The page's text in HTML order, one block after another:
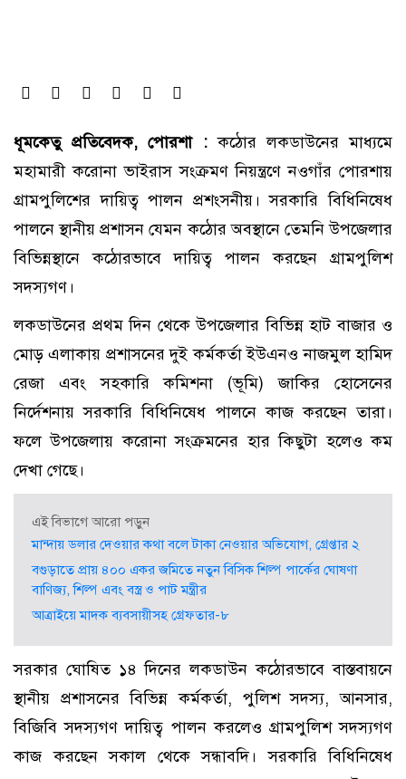
ধূমকেতু প্রতিবেদক, পোরশা :কঠোর লকডাউনের মাধ্যমে
মহামারী করোনা ভাইরাস সংক্রমণ নিয়ন্ত্রণে নওগাঁর পোরশায়
গ্রামপুলিশের দায়িত্ব পালন প্রশংসনীয়। সরকারি বিধিনিষেধ
পালনে স্থানীয় প্রশাসন যেমন কঠোর অবস্থানে তেমনি উপজেলার
বিভিন্নস্থানে কঠোরভাবে দায়িত্ব পালন করছেন গ্রামপুলিশ
সদস্যগণ।
লকডাউনের প্রথম দিন থেকে উপজেলার বিভিন্ন হাট বাজার ও
মোড় এলাকায় প্রশাসনের দুই কর্মকর্তা ইউএনও নাজমুল হামিদ
রেজা এবং সহকারি কমিশনা (ভূমি) জাকির হোসেনের
নির্দেশনায় সরকারি বিধিনিষেধ পালনে কাজ করছেন তারা।
ফলে উপজেলায় করোনা সংক্রমনের হার কিছুটা হলেও কম
দেখা গেছে।
এই বিভাগে আরো পড়ুন
মান্দায় ডলার দেওয়ার কথা বলে টাকা নেওয়ার অভিযোগ, গ্রেপ্তার ২
বগুড়াতে প্রায় ৪০০ একর জমিতে নতুন বিসিক শিল্প পার্কের ঘোষণা
বাণিজ্য, শিল্প এবং বস্ত্র ও পাট মন্ত্রীর
আত্রাইয়ে মাদক ব্যবসায়ীসহ গ্রেফতার-৮
সরকার ঘোষিত ১৪ দিনের লকডাউন কঠোরভাবে বাস্তবায়নে
স্থানীয় প্রশাসনের বিভিন্ন কর্মকর্তা, পুলিশ সদস্য, আনসার,
বিজিবি সদস্যগণ দায়িত্ব পালন করলেও গ্রামপুলিশ সদস্যগণ
কাজ করছেন সকাল থেকে সন্ধাবদি। সরকারি বিধিনিষেধ